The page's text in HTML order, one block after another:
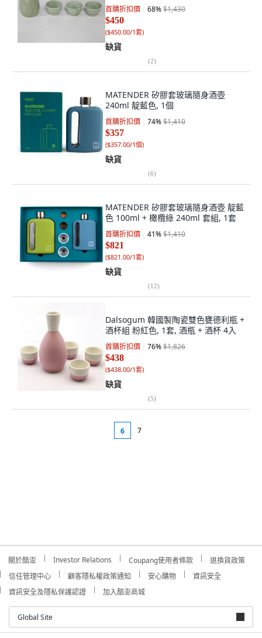
首購折扣價 68%$1,430
$450
($450.00/1套)
缺貨
(2)
MATENDER 矽膠套玻璃隨身酒壺
240ml 靛藍色, 1個
首購折扣價 74%$1,410
$357
($357.00/1個)
缺貨
(6)
MATENDER 矽膠套玻璃隨身酒壺 靛藍
色 100ml + 橄欖綠 240ml 套組, 1套
首購折扣價 41%$1,410
$821
($821.00/1套)
缺貨
(12)
Dalsogum 韓國製陶瓷雙色甕德利瓶 +
酒杯組 粉紅色, 1套, 酒瓶 + 酒杯 4入
首購折扣價 76%$1,826
$438
($438.00/1套)
缺貨
(5)
6 7
關於酷澎 Investor Relations Coupang使用者條款
退換貨政策
信任管理中心
顧客隱私權政策通知 安心購物
資訊安全
資訊安全及隱私保護認證
加入酷澎商城
Global Site